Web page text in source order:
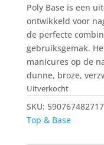
Poly Base is een
ontwikkeld voor
de perfecte
gebruiksgemak.
manicures op de
dunne, broze,
Uitverkocht
SKU:
Top & Base